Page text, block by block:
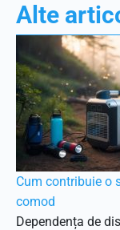
Alte
Cum contribuie o
comod
Dependența de